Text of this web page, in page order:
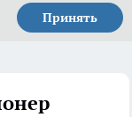
Принять